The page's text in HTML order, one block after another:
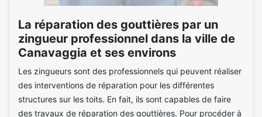
La réparation des gouttières par un
zingueur professionnel dans la ville de
Canavaggia et ses environs
Les zingueurs sont des professionnels qui peuvent réaliser
des interventions de réparation pour les différentes
structures sur les toits. En fait, ils sont capables de faire
des travaux de réparation des gouttières. Pour procéder à